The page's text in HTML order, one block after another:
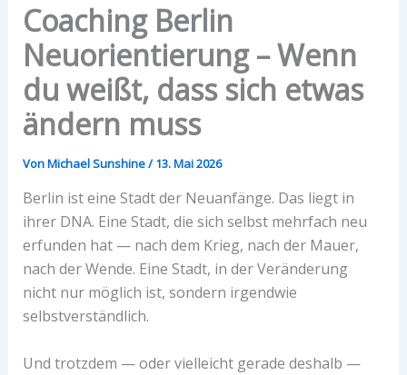
Coaching Berlin
Neuorientierung – Wenn
du weißt, dass sich etwas
ändern muss
VonMichael Sunshine/13. Mai 2026
Berlin ist eine Stadt der Neuanfänge. Das liegt in
ihrer DNA. Eine Stadt, die sich selbst mehrfach neu
erfunden hat — nach dem Krieg, nach der Mauer,
nach der Wende. Eine Stadt, in der Veränderung
nicht nur möglich ist, sondern irgendwie
selbstverständlich.
Und trotzdem — oder vielleicht gerade deshalb —